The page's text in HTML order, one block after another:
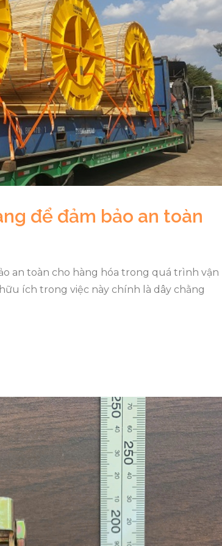
để đảm bảo an toàn
an toàn cho hàng hóa trong quá trình vận
ích trong việc này chính là dây chằng